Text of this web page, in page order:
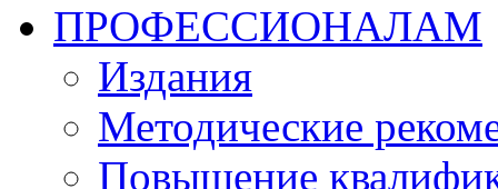
ПРОФЕССИОНАЛАМ
Издания
Методические
Повышение